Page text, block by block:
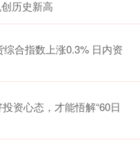
历史新高
合指数上涨0.3% 日内资
资心态，才能悟解“60日